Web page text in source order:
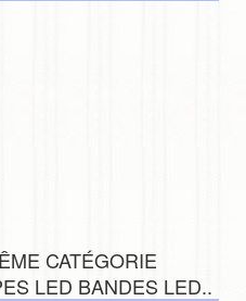
CATÉGORIE
LED BANDES LED..